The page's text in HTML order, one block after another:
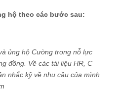
hộ theo các bước sau:
ủng hộ Cường trong nỗ lực
đồng. Về các tài liệu HR, C
nhắc kỹ về nhu cầu của mình